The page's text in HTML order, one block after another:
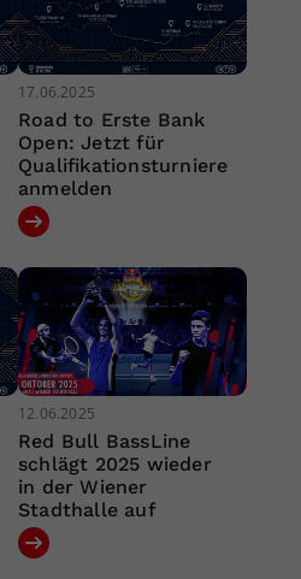
17.06.2025
Road to Erste Bank
Open: Jetzt für
Qualifikationsturniere
anmelden
12.06.2025
Red Bull BassLine
schlägt 2025 wieder
in der Wiener
Stadthalle auf